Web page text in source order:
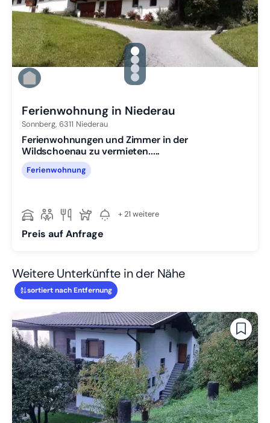
gallery.slide_selector
Zu Slide 1 wechseln
Zu Slide 2 wechseln
Zu Slide 3 wechseln
Zu Slide 4 wechseln
Ferienwohnung in Niederau
Sonnberg, 6311 Niederau
Ferienwohnungen und Zimmer in der
Wildschoenau zu vermieten.....
Ferienwohnung
+ 21 weitere
Preis auf Anfrage
Weitere Unterkünfte in der Nähe
sortiert nach Entfernung